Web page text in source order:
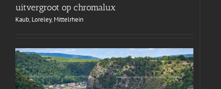
uitvergroot op chromalux
Kaub, Loreley, Mittelrhein